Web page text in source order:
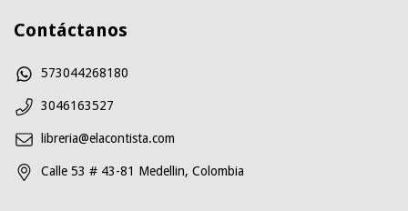
Contáctanos
573044268180
3046163527
libreria@elacontista.com
Calle 53 # 43-81 Medellin, Colombia